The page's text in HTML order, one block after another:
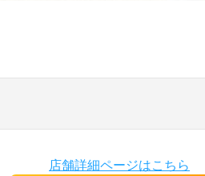
店舗詳細ページはこちら